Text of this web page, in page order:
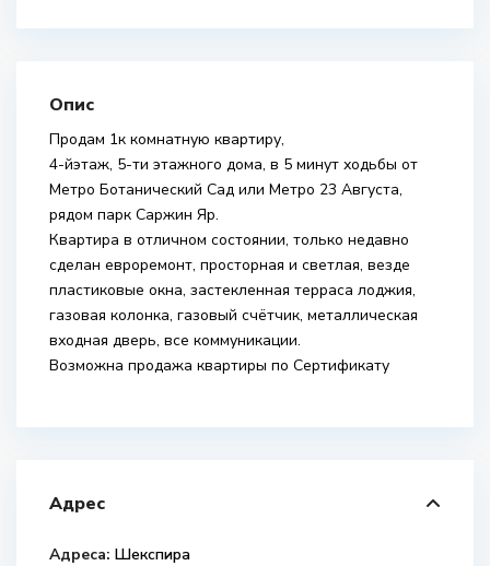
Опис
Продам 1к комнатную квартиру,
4-йэтаж, 5-ти этажного дома, в 5 минут ходьбы от
Метро Ботанический Сад или Метро 23 Августа,
рядом парк Саржин Яр.
Квартира в отличном состоянии, только недавно
сделан евроремонт, просторная и светлая, везде
пластиковые окна, застекленная терраса лоджия,
газовая колонка, газовый счётчик, металлическая
входная дверь, все коммуникации.
Возможна продажа квартиры по Сертификату
Адрес
Адреса: Шекспира